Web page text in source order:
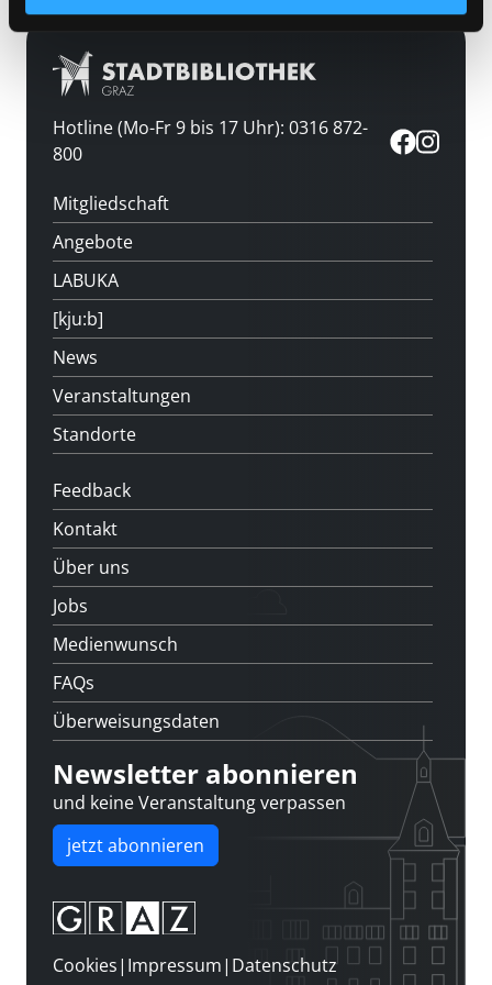
Hotline (Mo-Fr 9 bis 17 Uhr): 0316 872-
800
Mitgliedschaft
Angebote
LABUKA
[kju:b]
News
Veranstaltungen
Standorte
Feedback
Kontakt
Über uns
Jobs
Medienwunsch
FAQs
Überweisungsdaten
Newsletter abonnieren
und keine Veranstaltung verpassen
jetzt abonnieren
Cookies| Impressum| Datenschutz